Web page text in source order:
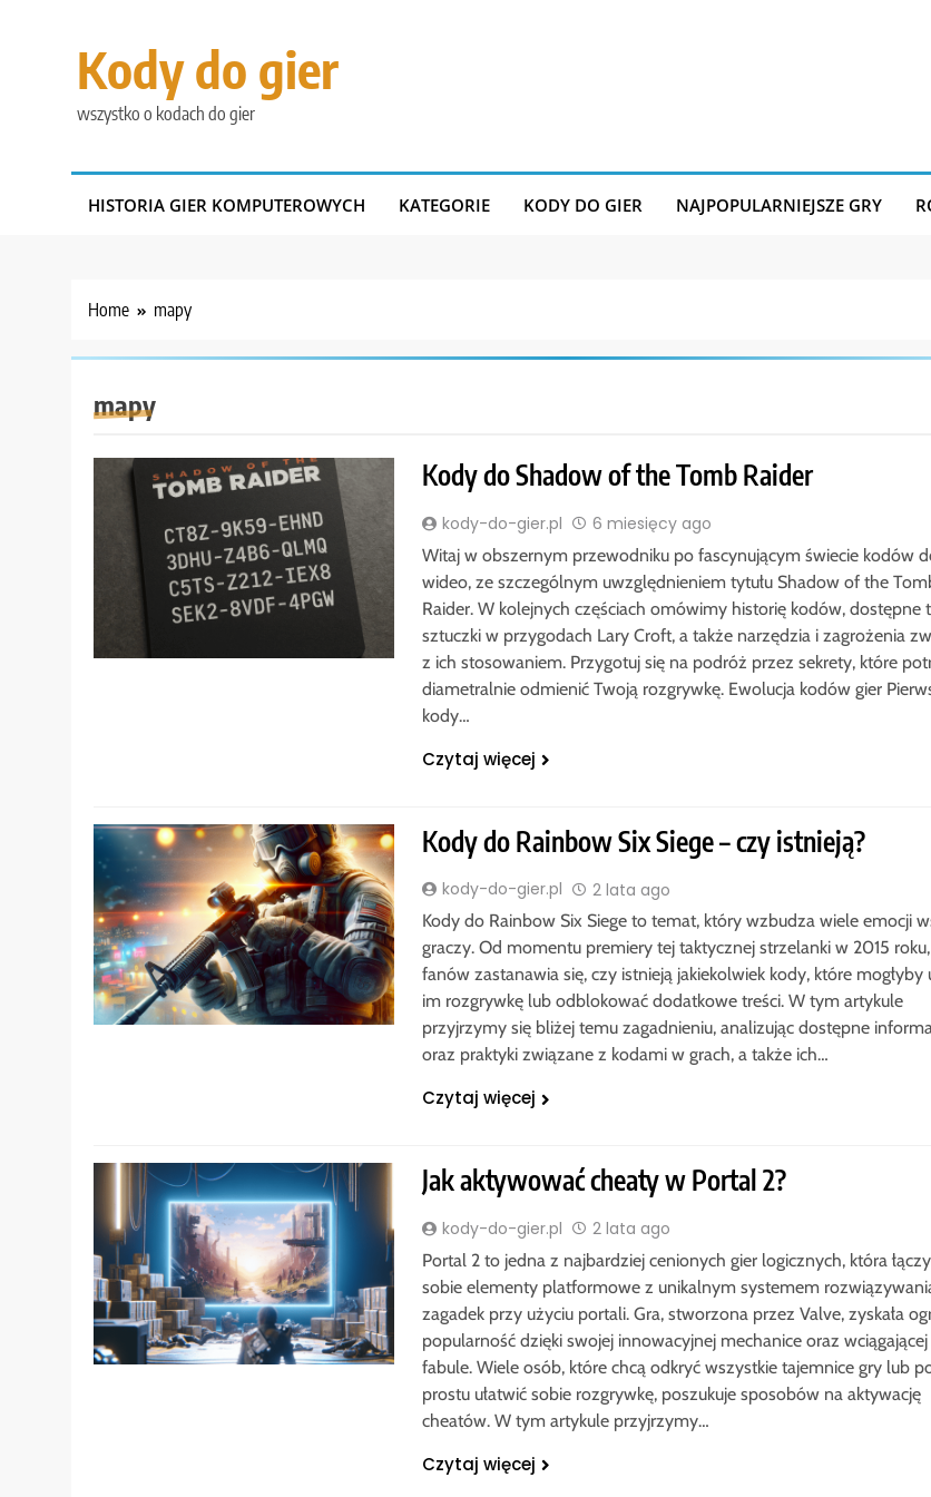
Kody do gier
wszystko o kodach do gier
HISTORIA GIER KOMPUTEROWYCH KATEGORIE KODY DO GIER NAJPOPULARNIEJSZE GRY
Home mapy
mapy
Kody do Shadow of the Tomb Raider
kody-do-gier.pl 6 miesięcy ago
Witaj w obszernym przewodniku po fascynującym świecie kodów
wideo, ze szczególnym uwzględnieniem tytułu Shadow of the
Raider. W kolejnych częściach omówimy historię kodów, dostępne
sztuczki w przygodach Lary Croft, a także narzędzia i zagrożenia
z ich stosowaniem. Przygotuj się na podróż przez sekrety, które
diametralnie odmienić Twoją rozgrywkę. Ewolucja kodów gier
kody…
Czytaj więcej
Kody do Rainbow Six Siege – czy istnieją?
kody-do-gier.pl 2 lata ago
Kody do Rainbow Six Siege to temat, który wzbudza wiele emocji
graczy. Od momentu premiery tej taktycznej strzelanki w 2015
fanów zastanawia się, czy istnieją jakiekolwiek kody, które mogłyby
im rozgrywkę lub odblokować dodatkowe treści. W tym artykule
przyjrzymy się bliżej temu zagadnieniu, analizując dostępne
oraz praktyki związane z kodami w grach, a także ich…
Czytaj więcej
Jak aktywować cheaty w Portal 2?
kody-do-gier.pl 2 lata ago
Portal 2 to jedna z najbardziej cenionych gier logicznych, która
sobie elementy platformowe z unikalnym systemem
zagadek przy użyciu portali. Gra, stworzona przez Valve, zyskała
popularność dzięki swojej innowacyjnej mechanice oraz wciągającej
fabule. Wiele osób, które chcą odkryć wszystkie tajemnice gry lub
prostu ułatwić sobie rozgrywkę, poszukuje sposobów na aktywację
cheatów. W tym artykule przyjrzymy…
Czytaj więcej